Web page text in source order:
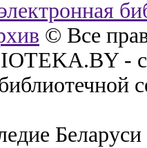
© Все
-
Беларуси